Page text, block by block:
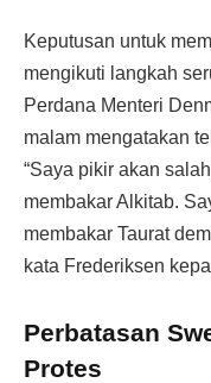
Keputusan untuk
mengikuti langkah
Perdana Menteri
malam mengatakan
“Saya pikir akan
membakar Alkitab.
membakar Taurat
kata Frederiksen
Perbatasan
Protes